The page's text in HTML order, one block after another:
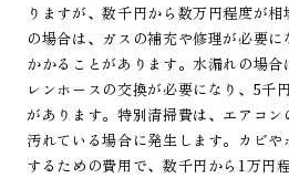
りますが、数千円から数万円程度が
の場合は、ガスの補充や修理が必要
かかることがあります。水漏れの場
レンホースの交換が必要になり、5千
があります。特別清掃費は、エアコン
汚れている場合に発生します。カビ
するための費用で、数千円から1万円